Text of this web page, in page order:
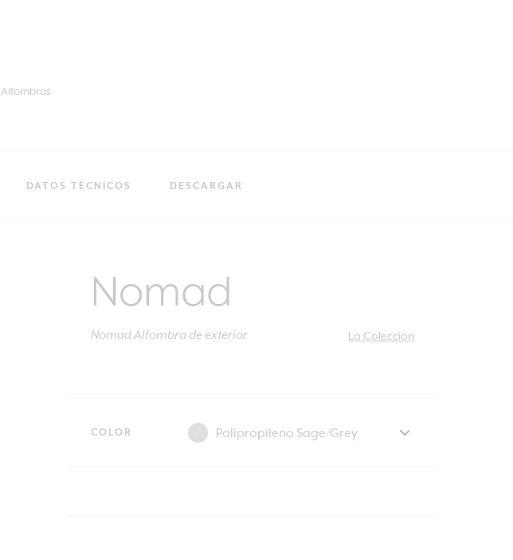
Alfombras
DATOS TÉCNICOS DESCARGAR
Nomad
Nomad Alfombra de exterior La Colección
COLOR